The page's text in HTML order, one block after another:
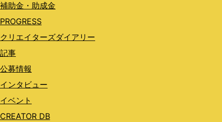
補助金・助成金
PROGRESS
クリエイターズダイアリー
記事
公募情報
インタビュー
イベント
CREATOR DB